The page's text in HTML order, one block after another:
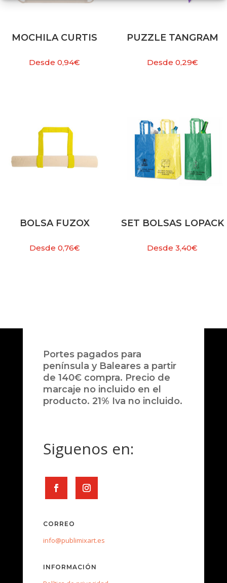
MOCHILA CURTIS
Desde0,94€
PUZZLE TANGRAM
Desde 0,29€
BOLSA FUZOX
Desde 0,76€
SET BOLSAS LOPACK
Desde3,40€
Portes pagados para
península y Baleares a partir
de 140€ compra. Precio de
marcaje no incluido en el
producto. 21% Iva no incluido.
Siguenos en:
CORREO
info@publimixart.es
INFORMACIÓN